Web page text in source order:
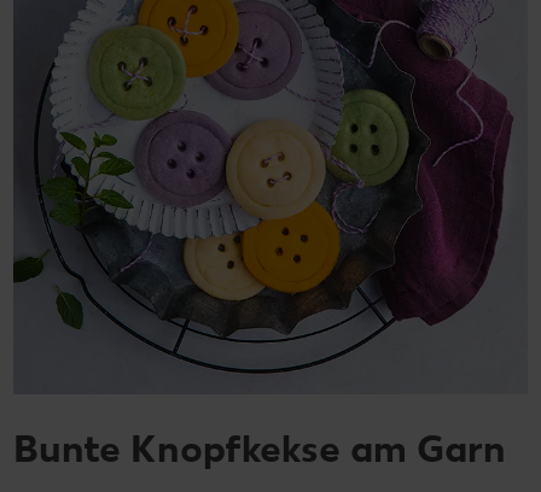
Bunte Knopfkekse am Garn